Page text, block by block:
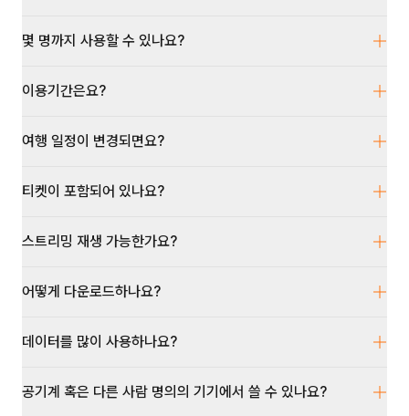
몇 명까지 사용할 수 있나요?
이용기간은요?
여행 일정이 변경되면요?
티켓이 포함되어 있나요?
스트리밍 재생 가능한가요?
어떻게 다운로드하나요?
데이터를 많이 사용하나요?
공기계 혹은 다른 사람 명의의 기기에서 쓸 수 있나요?